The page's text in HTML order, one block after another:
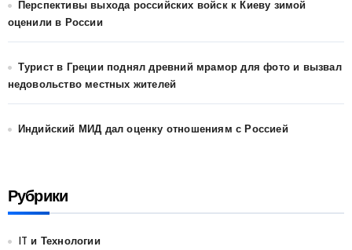
Перспективы выхода российских войск к Киеву зимой
оценили в России
Турист в Греции поднял древний мрамор для фото и вызвал
недовольство местных жителей
Индийский МИД дал оценку отношениям с Россией
Рубрики
IT и Технологии